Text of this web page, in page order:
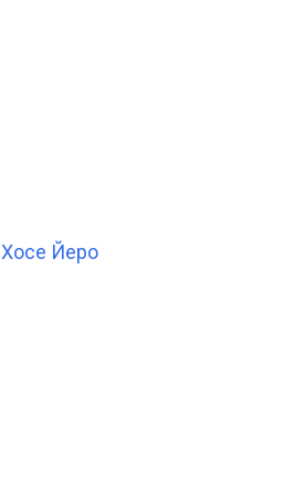
Хосе Йеро